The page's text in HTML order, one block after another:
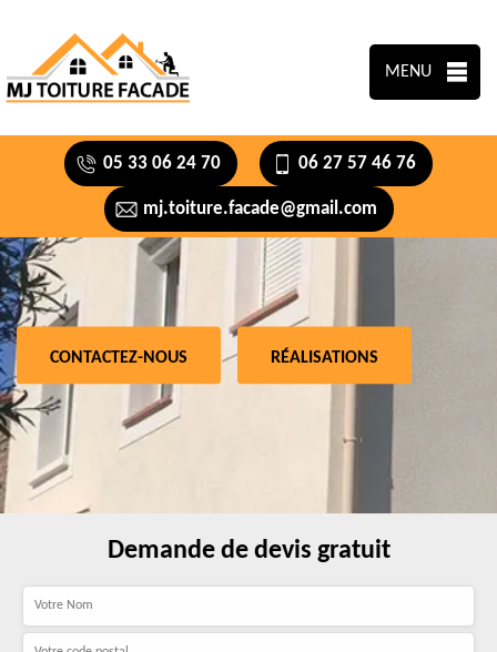
MENU
05 33 06 24 70 06 27 57 46 76
mj.toiture.facade@gmail.com
CONTACTEZ-NOUS RÉALISATIONS
Demande de devis gratuit